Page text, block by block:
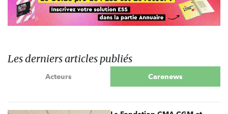
Les derniers articles publiés
Acteurs Carenews